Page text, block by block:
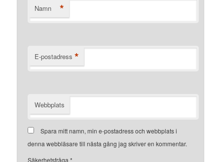
Namn *
E-postadress *
Webbplats
Spara mitt namn, min e-postadress och webbplats i
denna webbläsare till nästa gång jag skriver en kommentar.
Säkerhetsfråga *